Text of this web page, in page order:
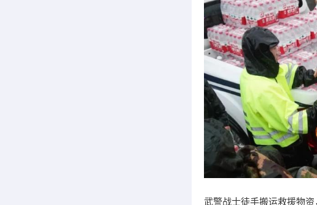
武警战士徒手搬运救援物资